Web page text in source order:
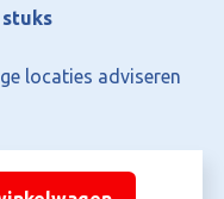
stuks
locaties adviseren